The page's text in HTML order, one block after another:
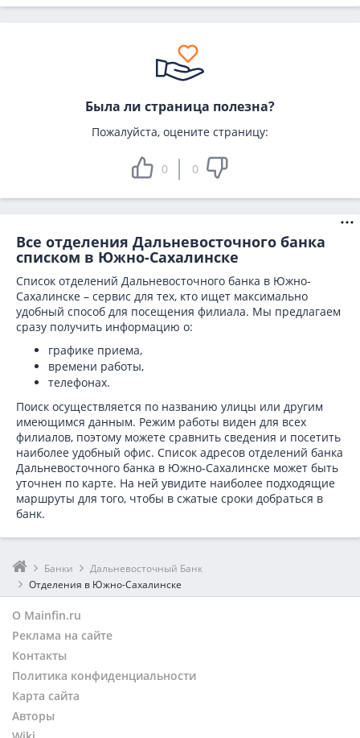
Была ли страница полезна?
Пожалуйста, оцените страницу:
0 0
Все отделения Дальневосточного банка
списком в Южно-Сахалинске
Список отделений Дальневосточного банка в Южно-
Сахалинске – сервис для тех, кто ищет максимально
удобный способ для посещения филиала. Мы предлагаем
сразу получить информацию о:
графике приема,
времени работы,
телефонах.
Поиск осуществляется по названию улицы или другим
имеющимся данным. Режим работы виден для всех
филиалов, поэтому можете сравнить сведения и посетить
наиболее удобный офис. Список адресов отделений банка
Дальневосточного банка в Южно-Сахалинске может быть
уточнен по карте. На ней увидите наиболее подходящие
маршруты для того, чтобы в сжатые сроки добраться в
банк.
Банки
Дальневосточный Банк
Отделения в Южно-Сахалинске
О Mainfin.ru
Реклама на сайте
Контакты
Политика конфиденциальности
Карта сайта
Авторы